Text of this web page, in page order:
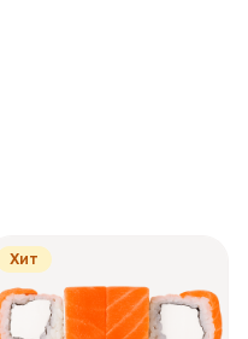
Хит